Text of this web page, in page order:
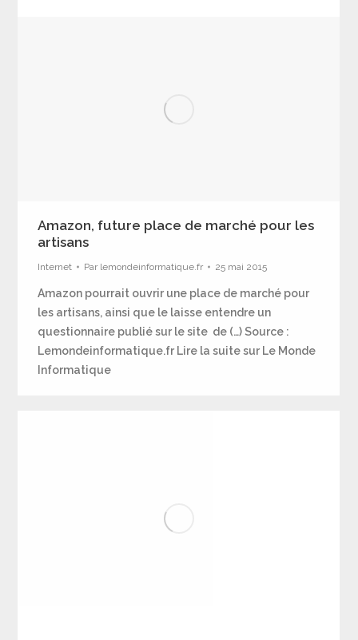
Amazon, future place de marché pour les
artisans
Internet Par lemondeinformatique.fr 25 mai 2015
Amazon pourrait ouvrir une place de marché pour
les artisans, ainsi que le laisse entendre un
questionnaire publié sur le site de (…) Source :
Lemondeinformatique.fr Lire la suite sur Le Monde
Informatique